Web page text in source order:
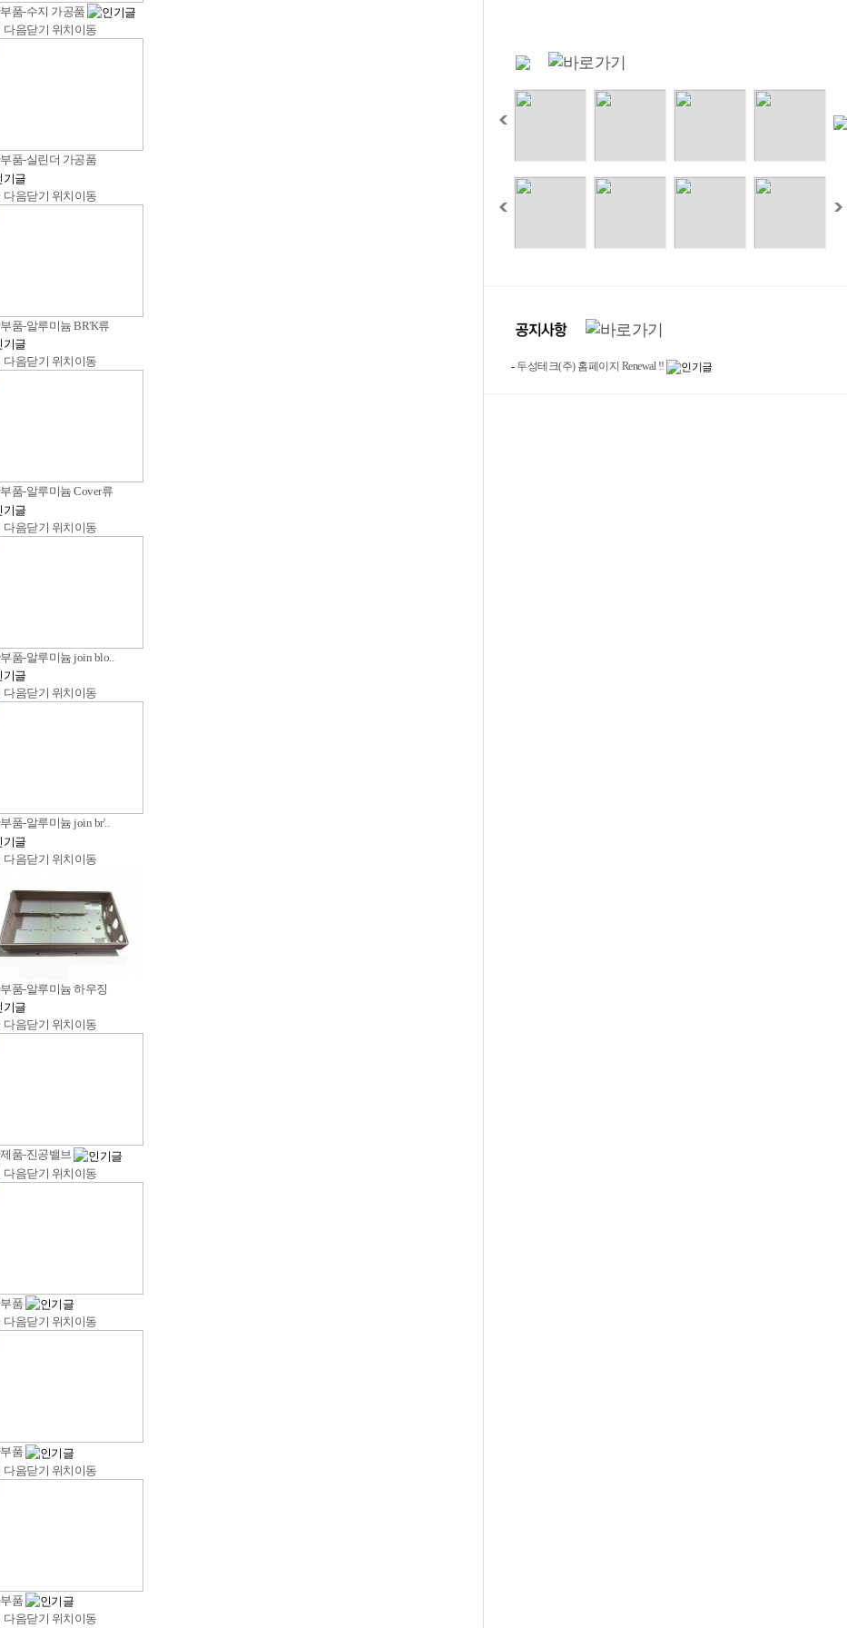
품-수지 가공품
다음닫기 위치이동
품-실린더 가공품
다음닫기 위치이동
품-알루미늄 BR'K류
다음닫기 위치이동
품-알루미늄 Cover류
다음닫기 위치이동
품-알루미늄 join blo..
다음닫기 위치이동
품-알루미늄 join br'..
다음닫기 위치이동
품-알루미늄 하우징
다음닫기 위치이동
품-진공밸브
다음닫기 위치이동
품
다음닫기 위치이동
품
다음닫기 위치이동
품
다음닫기 위치이동
- 두성테크(주) 홈페이지 Renewal !!